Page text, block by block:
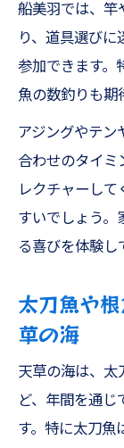
船美羽では、竿
り、道具選び
参加できます。
魚の数釣りも期
アジングやテン
合わせのタイミ
レクチャーし
すいでしょう。
る喜びを体験し
太刀魚や
草の海
天草の海は、太
ど、年間を通
す。特に太刀魚